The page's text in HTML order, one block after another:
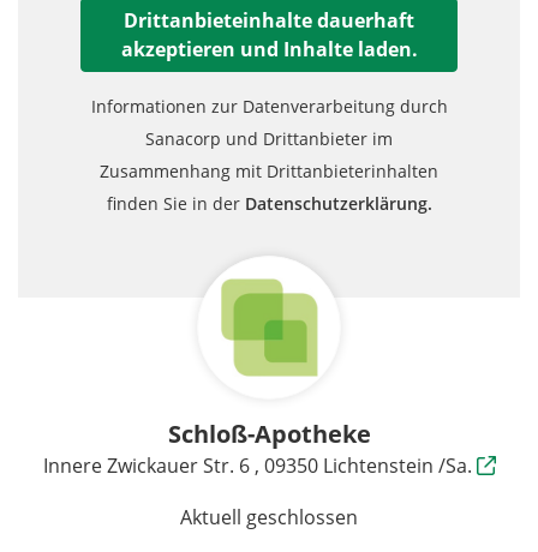
Drittanbieteinhalte dauerhaft
akzeptieren und Inhalte laden.
Informationen zur Datenverarbeitung durch
Sanacorp und Drittanbieter im
Zusammenhang mit Drittanbieterinhalten
finden Sie in der Datenschutzerklärung.
Schloß-Apotheke
Innere Zwickauer Str. 6 , 09350 Lichtenstein /Sa.
Aktuell geschlossen